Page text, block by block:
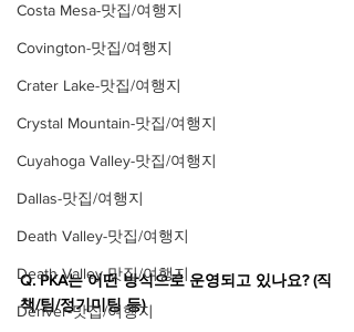
Costa Mesa-맛집/여행지
Covington-맛집/여행지
Crater Lake-맛집/여행지
Crystal Mountain-맛집/여행지
Cuyahoga Valley-맛집/여행지
Dallas-맛집/여행지
Death Valley-맛집/여행지
Death Valley-맛집/여행지
Denver-맛집/여행지
Q. PKA는 어떤 방식으로 운영되고 있나요? (직
책/팀/정기미팅 등)